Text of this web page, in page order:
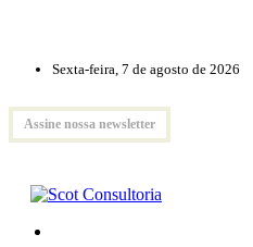
Sexta-feira, 7 de agosto de 2026
Assine nossa newsletter